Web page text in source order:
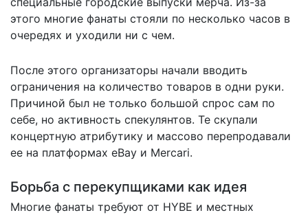
этого многие фанаты стояли по несколько часов в
очередях и уходили ни с чем.
После этого организаторы начали вводить
ограничения на количество товаров в одни руки.
Причиной был не только большой спрос сам по
себе, но активность спекулянтов. Те скупали
концертную атрибутику и массово перепродавали
ее на платформах eBay и Mercari.
Борьба с перекупщиками как идея
Многие фанаты требуют от HYBE и местных